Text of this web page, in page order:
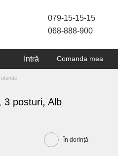
079-15-15-15
068-888-900
Intră Comanda mea
3 posturi, Alb
În dorință